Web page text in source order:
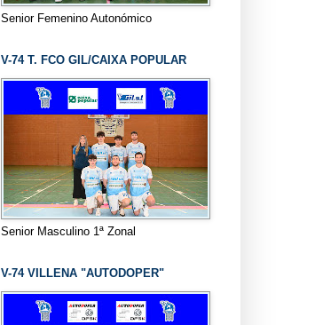
Senior Femenino Autonómico
V-74 T. FCO GIL/CAIXA POPULAR
Senior Masculino 1ª Zonal
V-74 VILLENA "AUTODOPER"